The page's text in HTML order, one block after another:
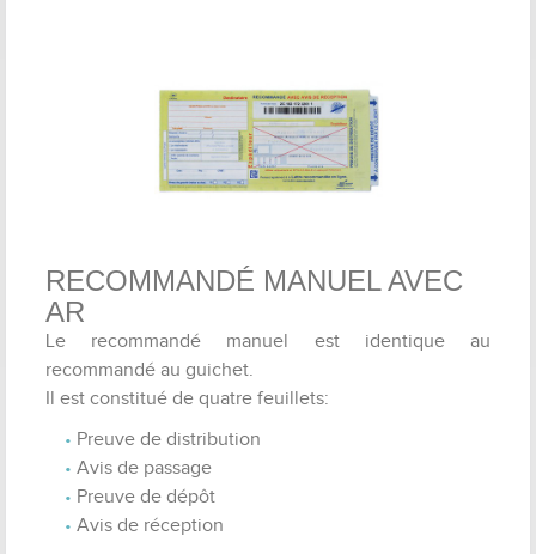
RECOMMANDÉ MANUEL AVEC
AR
Le recommandé manuel est identique au
recommandé au guichet.
Il est constitué de quatre feuillets:
Preuve de distribution
Avis de passage
Preuve de dépôt
Avis de réception